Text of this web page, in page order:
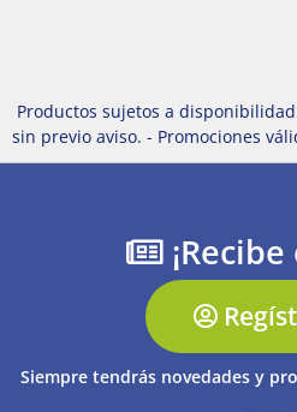
Productos sujetos a
sin previo aviso. - Promociones
Siempre tendrás novedades y